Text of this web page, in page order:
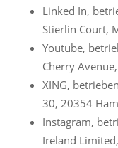
Linked In,
Stierlin Court,
Youtube,
Cherry
XING,
30, 20354
Instagram,
Ireland